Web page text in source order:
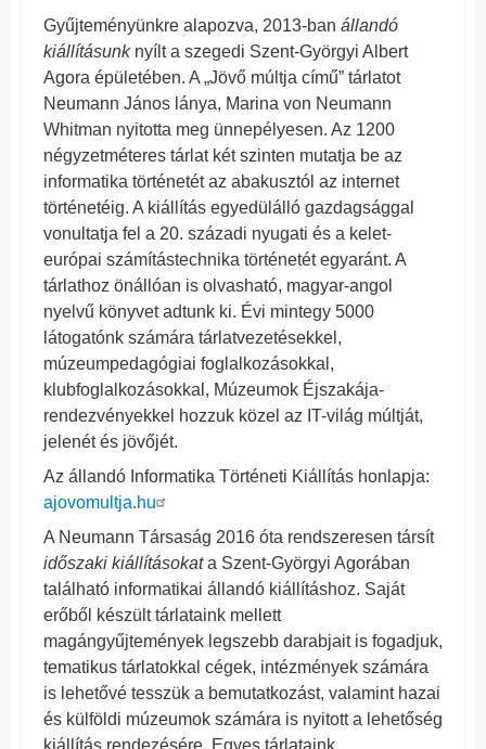
Gyűjteményünkre alapozva, 2013-ban állandó
kiállításunknyílt a szegedi Szent-Györgyi Albert
Agora épületében. A „Jövő múltja című” tárlatot
Neumann János lánya, Marina von Neumann
Whitman nyitotta meg ünnepélyesen. Az 1200
négyzetméteres tárlat két szinten mutatja be az
informatika történetét az abakusztól az internet
történetéig. A kiállítás egyedülálló gazdagsággal
vonultatja fel a 20. századi nyugati és a kelet-
európai számítástechnika történetét egyaránt. A
tárlathoz önállóan is olvasható, magyar-angol
nyelvű könyvet adtunk ki. Évi mintegy 5000
látogatónk számára tárlatvezetésekkel,
múzeumpedagógiai foglalkozásokkal,
klubfoglalkozásokkal, Múzeumok Éjszakája-
rendezvényekkel hozzuk közel az IT-világ múltját,
jelenét és jövőjét.
Az állandó Informatika Történeti Kiállítás honlapja:
ajovomultja.hu
A Neumann Társaság 2016 óta rendszeresen társít
időszaki kiállításokata Szent-Györgyi Agorában
található informatikai állandó kiállításhoz. Saját
erőből készült tárlataink mellett
magángyűjtemények legszebb darabjait is fogadjuk,
tematikus tárlatokkal cégek, intézmények számára
is lehetővé tesszük a bemutatkozást, valamint hazai
és külföldi múzeumok számára is nyitott a lehetőség
kiállítás rendezésére. Egyes tárlataink